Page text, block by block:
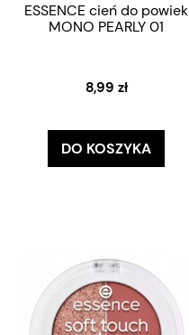
ESSENCE cień do powiek
MONO PEARLY 01
8,99 zł
DO KOSZYKA